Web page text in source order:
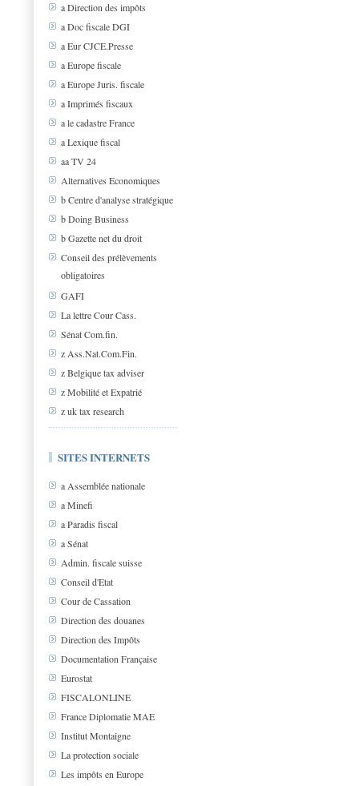
a Direction des impôts
a Doc fiscale DGI
a Eur CJCE.Presse
a Europe fiscale
a Europe Juris. fiscale
a Imprimés fiscaux
a le cadastre France
a Lexique fiscal
aa TV 24
Alternatives Economiques
b Centre d'analyse stratégique
b Doing Business
b Gazette net du droit
Conseil des prélèvements
obligatoires
GAFI
La lettre Cour Cass.
Sénat Com.fin.
z Ass.Nat.Com.Fin.
z Belgique tax adviser
z Mobilité et Expatrié
z uk tax research
SITES INTERNETS
a Assemblée nationale
a Minefi
a Paradis fiscal
a Sénat
Admin. fiscale suisse
Conseil d'Etat
Cour de Cassation
Direction des douanes
Direction des Impôts
Documentation Française
Eurostat
FISCALONLINE
France Diplomatie MAE
Institut Montaigne
La protection sociale
Les impôts en Europe